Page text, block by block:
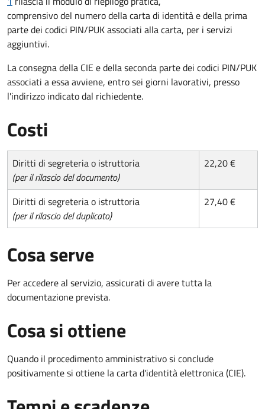
comprensivo del numero della carta di identità e della prima
parte dei codici PIN/PUK associati alla carta, per i servizi
aggiuntivi.
La consegna della CIE e della seconda parte dei codici PIN/PUK
associati a essa avviene, entro sei giorni lavorativi, presso
l'indirizzo indicato dal richiedente.
Costi
Diritti di segreteria o istruttoria
(per il rilascio del documento)
22,20 €
Diritti di segreteria o istruttoria
(per il rilascio del duplicato)
27,40 €
Cosa serve
Per accedere al servizio, assicurati di avere tutta la
documentazione prevista.
Cosa si ottiene
Quando il procedimento amministrativo si conclude
positivamente si ottiene la carta d'identità elettronica (CIE).